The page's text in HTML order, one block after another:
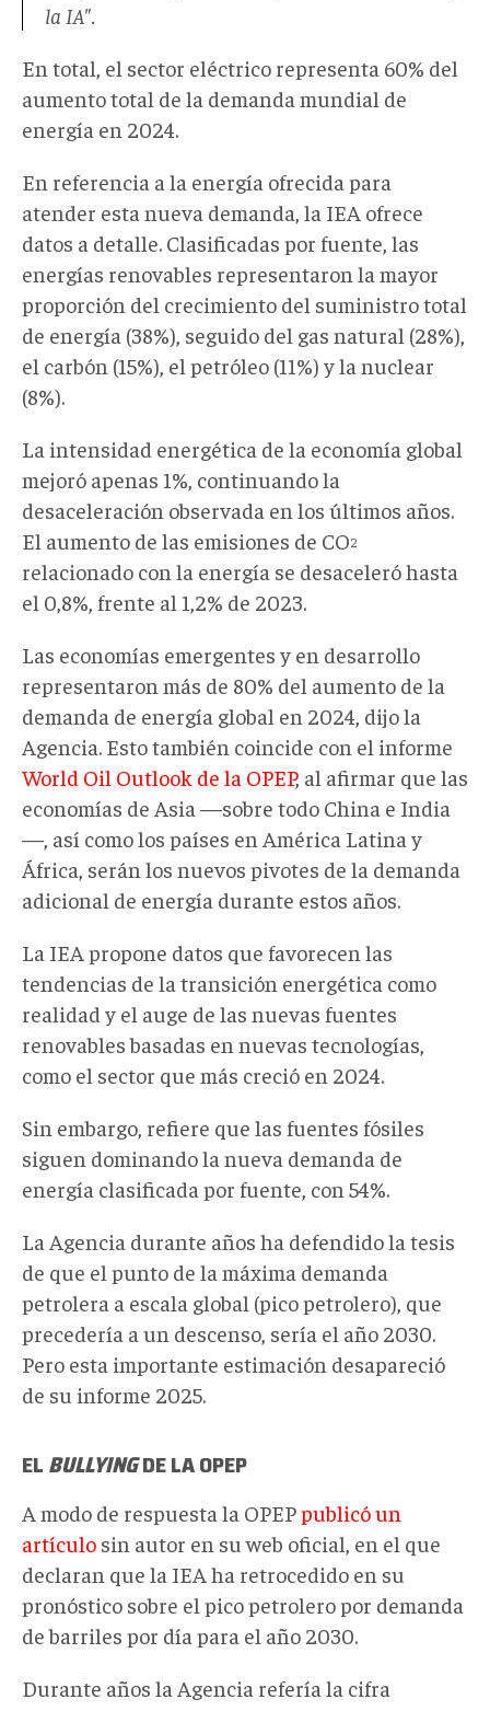
la IA".
En total, el sector eléctrico representa 60% del
aumento total de la demanda mundial de
energía en 2024.
En referencia a la energía ofrecida para
atender esta nueva demanda, la IEA ofrece
datos a detalle. Clasificadas por fuente, las
energías renovables representaron la mayor
proporción del crecimiento del suministro total
de energía (38%), seguido del gas natural (28%),
el carbón (15%), el petróleo (11%) y la nuclear
(8%).
La intensidad energética de la economía global
mejoró apenas 1%, continuando la
desaceleración observada en los últimos años.
El aumento de las emisiones de CO2
relacionado con la energía se desaceleró hasta
el 0,8%, frente al 1,2% de 2023.
Las economías emergentes y en desarrollo
representaron más de 80% del aumento de la
demanda de energía global en 2024, dijo la
Agencia. Esto también coincide con el informe
World Oil Outlook de la OPEP, al afirmar que las
economías de Asia —sobre todo China e India
—, así como los países en América Latina y
África, serán los nuevos pivotes de la demanda
adicional de energía durante estos años.
La IEA propone datos que favorecen las
tendencias de la transición energética como
realidad y el auge de las nuevas fuentes
renovables basadas en nuevas tecnologías,
como el sector que más creció en 2024.
Sin embargo, refiere que las fuentes fósiles
siguen dominando la nueva demanda de
energía clasificada por fuente, con 54%.
La Agencia durante años ha defendido la tesis
de que el punto de la máxima demanda
petrolera a escala global (pico petrolero), que
precedería a un descenso, sería el año 2030.
Pero esta importante estimación desapareció
de su informe 2025.
ELBULLYINGDE LA OPEP
A modo de respuesta la OPEPpublicó un
artículo sin autor en su web oficial, en el que
declaran que la IEA ha retrocedido en su
pronóstico sobre el pico petrolero por demanda
de barriles por día para el año 2030.
Durante años la Agencia refería la cifra